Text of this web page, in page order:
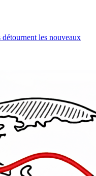
détournent les nouveaux